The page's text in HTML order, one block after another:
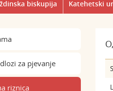
biskupija Katehetski
za pjevanje
riznica